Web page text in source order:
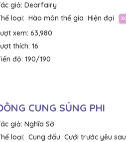
giả: Dearfairy
loại: Hào môn thế gia Hiện đại
xem: 63,980
thích: 16
độ: 190/190
CUNG SỦNG PHI
giả: Nghĩa Sở
loại: Cung đấu Cưới trước yêu sau